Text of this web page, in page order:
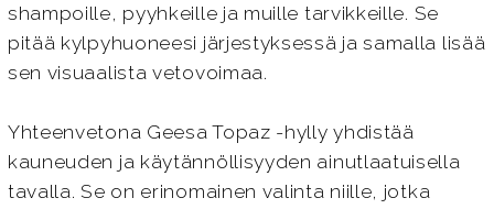
shampoille, pyyhkeille ja muille tarvikkeille. Se
pitää kylpyhuoneesi järjestyksessä ja samalla lisää
sen visuaalista vetovoimaa.
Yhteenvetona Geesa Topaz -hylly yhdistää
kauneuden ja käytännöllisyyden ainutlaatuisella
tavalla. Se on erinomainen valinta niille, jotka